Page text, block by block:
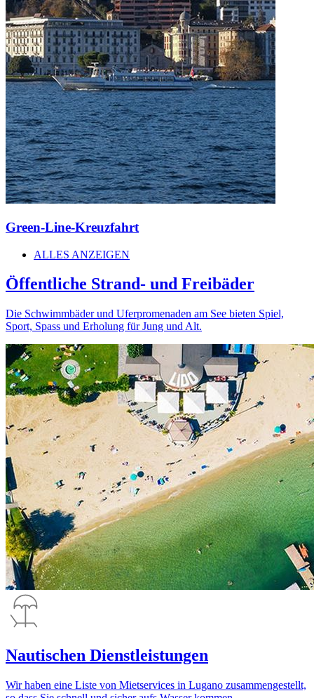
Green-Line-Kreuzfahrt
ALLES ANZEIGEN
Öffentliche Strand- und Freibäder
Die Schwimmbäder und Uferpromenaden am See bieten Spiel,
Sport, Spass und Erholung für Jung und Alt.
Nautischen Dienstleistungen
Wir haben eine Liste von Mietservices in Lugano zusammengestellt,